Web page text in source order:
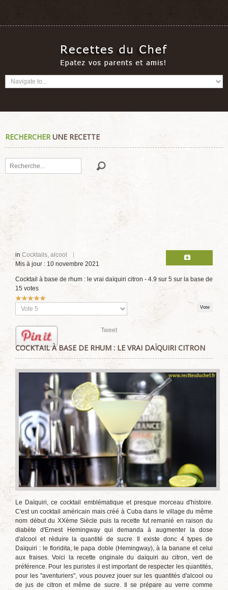
RECHERCHERUNE RECETTE
Rechercher
in Cocktails, alcool
Mis à jour : 10 novembre 2021
Cocktail à base de rhum : le vrai daïquiri citron - 4.9 sur 5 sur la base de
15 votes
Vote
utilisateur:
Veuillez
voter
Tweet
COCKTAIL À BASE DE RHUM : LE VRAI DAÏQUIRI CITRON
Le Daïquiri, ce cocktail emblématique et presque morceau d'histoire.
C'est un cocktail américain mais créé à Cuba dans le village du même
nom début du XXème Siècle puis la recette fut remanié en raison du
diabète d'Ernest Hemingway qui demanda à augmenter la dose
d'alcool et réduire la quantité de sucre. Il existe donc 4 types de
Daïquiri : le floridita, le papa doble (Hemingway), à la banane et celui
aux fraises. Voici la recette originale du daïquiri au citron, vert de
préférence. Pour les puristes il est important de respecter les quantités,
pour les "aventuriers", vous pouvez jouer sur les quantités d'alcool ou
de jus de citron et même de sucre. Il se prépare au verre comme